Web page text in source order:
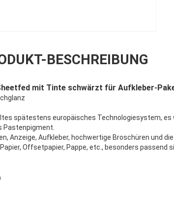
BESCHREIBUNG
mit Tinte schwärzt für Aufkleber-
spätestens europäisches Technologiesystem, es
Pastenpigment.
Anzeige, Aufkleber, hochwertige Broschüren und
Offsetpapier, Pappe, etc., besonders passend